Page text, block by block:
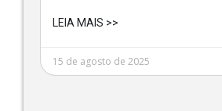
LEIA MAIS >>
15 de agosto de 2025